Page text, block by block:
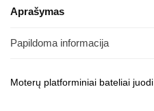
Aprašymas
Papildoma informacija
Moterų platforminiai bateliai juodi